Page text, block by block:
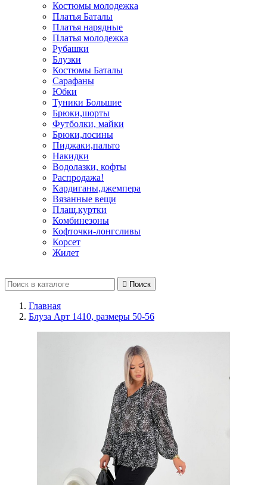
Костюмы молодежка
Платья Баталы
Платья нарядные
Платья молодежка
Рубашки
Блузки
Костюмы Баталы
Сарафаны
Юбки
Туники Большие
Брюки,шорты
Футболки, майки
Брюки,лосины
Пиджаки,пальто
Накидки
Водолазки, кофты
Распродажа!
Кардиганы,джемпера
Вязанные вещи
Плащ,куртки
Комбинезоны
Кофточки-лонгсливы
Корсет
Жилет
 Поиск
Главная
Блуза Арт 1410, размеры 50-56